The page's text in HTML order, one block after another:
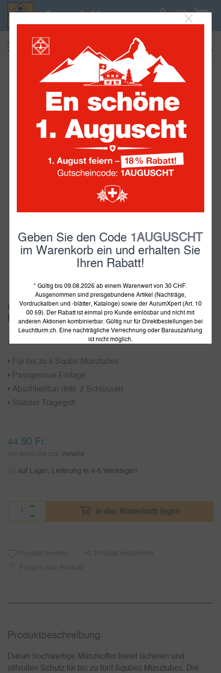
Alle Sammelwelten
1 2
3
Cargo SQ Münzkoffer für 5 Sqube
Münztubes, silber
• Für bis zu 5 Sqube Münztubes
• Passgenaue Einlage
• Abschließbar (Inkl. 2 Schlüssel)
• Stabiler Tragegriff
44.90 Fr.
Versand
auf Lager, Lieferung in 4-8 Werktagen
in den Warenkorb legen
Produkt­beschreibung
Dieser hochwertige Münzkoffer bietet sicheren und
stilvollen Schutz für bis zu fünf Squbes Münztubes. Die
Geben Sie den Code 1AUGUSCHT
im Warenkorb ein und erhalten Sie
Ihren Rabatt!
* Gültig bis 09.08.2026 ab einem Warenwert von 30 CHF.
Ausgenommen sind preisgebundene Artikel (Nachträge,
Vordruckalben und -blätter, Kataloge) sowie der AurumXpert (Art. 10
00 59). Der Rabatt ist einmal pro Kunde einlösbar und nicht mit
anderen Aktionen kombinierbar. Gültig nur für Direktbestellungen bei
Leuchtturm.ch. Eine nachträgliche Verrechnung oder Barauszahlung
ist nicht möglich.